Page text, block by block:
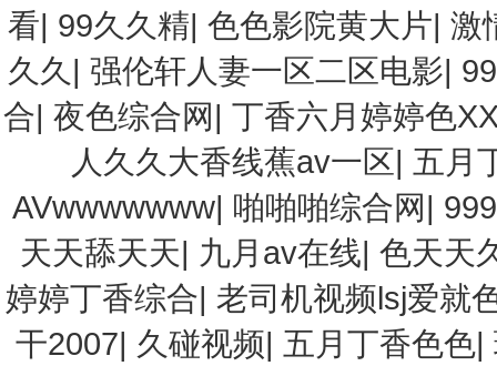
看| 99久久精| 色色影院黄大片| 激
久久 | 强伦轩人妻一区二区电影|
合|夜色综合网|丁香六月婷婷色
人久久大香线蕉av一区| 五月
AVwwwwwww| 啪啪啪综合网|
天天舔天天| 九月av在线| 色天天
婷婷丁香综合|老司机视频lsj爱就
干2007| 久碰视频| 五月丁香色色|